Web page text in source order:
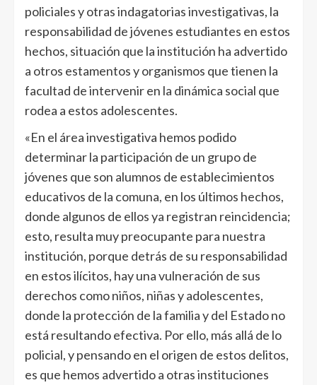
policiales y otras indagatorias investigativas, la
responsabilidad de jóvenes estudiantes en estos
hechos, situación que la institución ha advertido
a otros estamentos y organismos que tienen la
facultad de intervenir en la dinámica social que
rodea a estos adolescentes.
«En el área investigativa hemos podido
determinar la participación de un grupo de
jóvenes que son alumnos de establecimientos
educativos de la comuna, en los últimos hechos,
donde algunos de ellos ya registran reincidencia;
esto, resulta muy preocupante para nuestra
institución, porque detrás de su responsabilidad
en estos ilícitos, hay una vulneración de sus
derechos como niños, niñas y adolescentes,
donde la protección de la familia y del Estado no
está resultando efectiva. Por ello, más allá de lo
policial, y pensando en el origen de estos delitos,
es que hemos advertido a otras instituciones